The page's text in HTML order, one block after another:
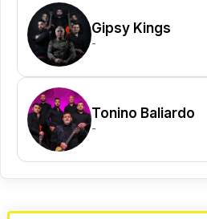
Gipsy Kings
-
Tonino Baliardo
-